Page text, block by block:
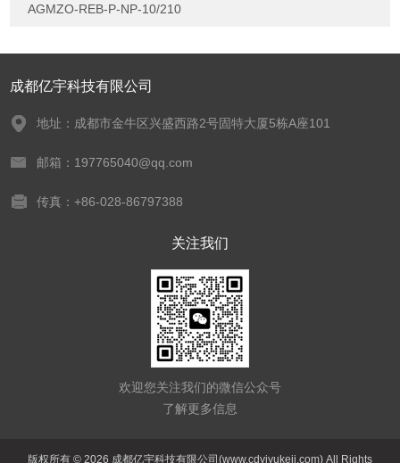
AGMZO-REB-P-NP-10/210
成都亿宇科技有限公司
地址：成都市金牛区兴盛西路2号固特大厦5栋A座101
邮箱：197765040@qq.com
传真：+86-028-86797388
关注我们
欢迎您关注我们的微信公众号
了解更多信息
版权所有 © 2026 成都亿宇科技有限公司(www.cdyiyukeji.com) All Rights